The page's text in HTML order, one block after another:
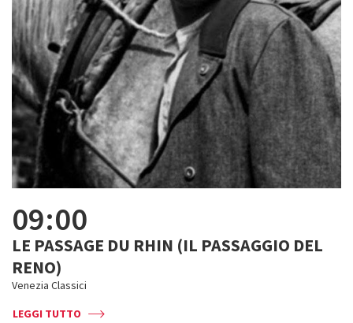
09:00
LE PASSAGE DU RHIN (IL PASSAGGIO DEL
RENO)
Venezia Classici
LEGGI TUTTO